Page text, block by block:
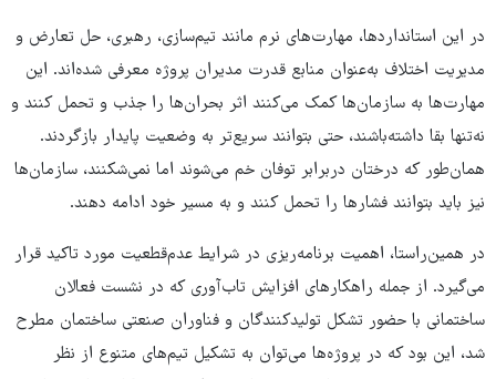
در این استانداردها، مهارت‌های نرم مانند تیم‌سازی، رهبری، حل تعارض و
مدیریت اختلاف به‌عنوان منابع قدرت مدیران پروژه معرفی شده‌اند. این
مهارت‌ها به سازمان‌ها کمک می‌کنند اثر بحران‌ها را جذب و تحمل کنند و
نه‌تنها بقا داشته‌باشند، حتی بتوانند سریع‌تر به وضعیت پایدار بازگردند.
همان‌طور که درختان دربرابر توفان خم می‌شوند اما نمی‌شکنند، سازمان‌ها
نیز باید بتوانند فشارها را تحمل کنند و به مسیر خود ادامه دهند.
در همین‌راستا، اهمیت برنامه‌ریزی در شرایط عدم‌قطعیت مورد تاکید قرار
می‌گیرد. از جمله راهکارهای افزایش تاب‌آوری که در نشست فعالان
ساختمانی‌ با حضور تشکل تولیدکنندگان و فناوران صنعتی ساختمان مطرح
شد، این بود که در پروژه‌ها می‌توان به تشکیل تیم‌های متنوع از نظر